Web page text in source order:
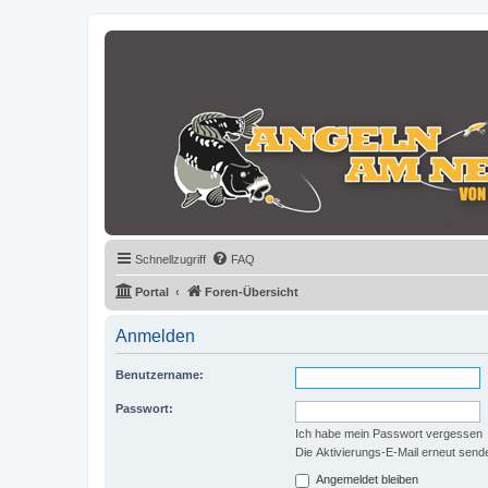
Schnellzugriff FAQ
Portal Foren-Übersicht
Anmelden
Benutzername:
Passwort:
Ich habe mein Passwort vergessen
Die Aktivierungs-E-Mail erneut
Angemeldet bleiben